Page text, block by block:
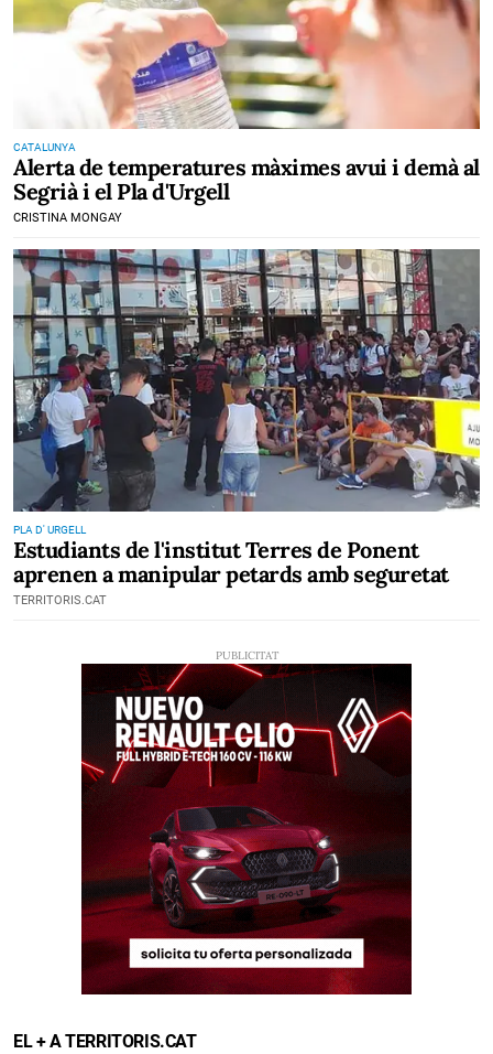
CATALUNYA
Alerta de temperatures màximes avui i demà al
Segrià i el Pla d'Urgell
CRISTINA MONGAY
PLA D' URGELL
Estudiants de l'institut Terres de Ponent
aprenen a manipular petards amb seguretat
TERRITORIS.CAT
EL + A TERRITORIS.CAT